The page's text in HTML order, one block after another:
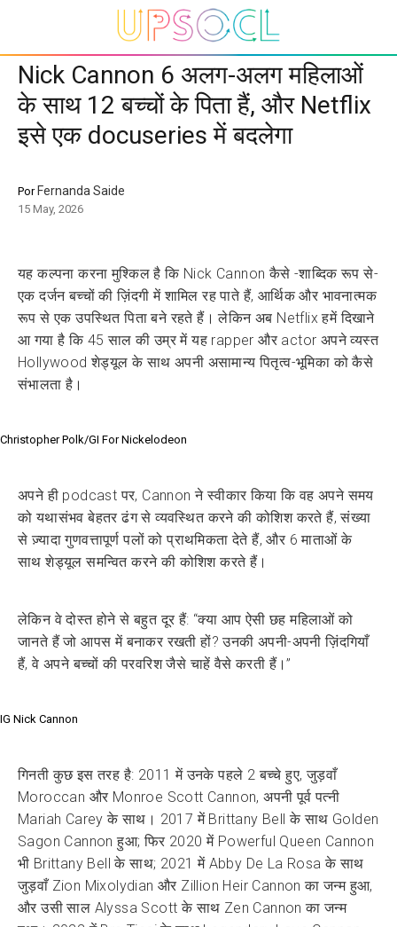
Nick Cannon 6 अलग-अलग महिलाओं
के साथ 12 बच्चों के पिता हैं, और Netflix
इसे एक docuseries में बदलेगा
Por Fernanda Saide
15 May, 2026
यह कल्पना करना मुश्किल है कि Nick Cannon कैसे -शाब्दिक रूप से-
एक दर्जन बच्चों की ज़िंदगी में शामिल रह पाते हैं, आर्थिक और भावनात्मक
रूप से एक उपस्थित पिता बने रहते हैं। लेकिन अब Netflix हमें दिखाने
आ गया है कि 45 साल की उम्र में यह rapper और actor अपने व्यस्त
Hollywood शेड्यूल के साथ अपनी असामान्य पितृत्व-भूमिका को कैसे
संभालता है।
Christopher Polk/GI For Nickelodeon
अपने ही podcast पर, Cannon ने स्वीकार किया कि वह अपने समय
को यथासंभव बेहतर ढंग से व्यवस्थित करने की कोशिश करते हैं, संख्या
से ज़्यादा गुणवत्तापूर्ण पलों को प्राथमिकता देते हैं, और 6 माताओं के
साथ शेड्यूल समन्वित करने की कोशिश करते हैं।
लेकिन वे दोस्त होने से बहुत दूर हैं: “क्या आप ऐसी छह महिलाओं को
जानते हैं जो आपस में बनाकर रखती हों? उनकी अपनी-अपनी ज़िंदगियाँ
हैं, वे अपने बच्चों की परवरिश जैसे चाहें वैसे करती हैं।”
IG Nick Cannon
गिनती कुछ इस तरह है: 2011 में उनके पहले 2 बच्चे हुए, जुड़वाँ
Moroccan और Monroe Scott Cannon, अपनी पूर्व पत्नी
Mariah Carey के साथ। 2017 में Brittany Bell के साथ Golden
Sagon Cannon हुआ; फिर 2020 में Powerful Queen Cannon
भी Brittany Bell के साथ; 2021 में Abby De La Rosa के साथ
जुड़वाँ Zion Mixolydian और Zillion Heir Cannon का जन्म हुआ,
और उसी साल Alyssa Scott के साथ Zen Cannon का जन्म